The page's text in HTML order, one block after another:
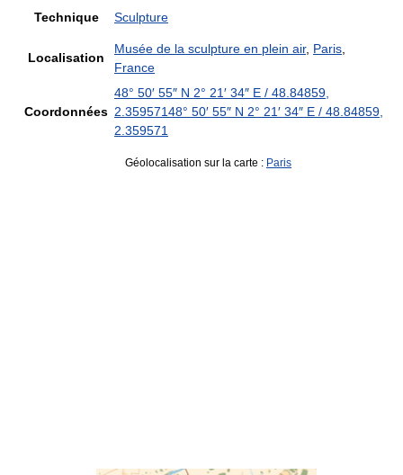
Technique
Sculpture
Localisation
Musée de la sculpture en plein air, Paris
France
Coordonnées
48° 50′ 55″ N 2° 21′ 34″ E / 48.84859
2.35957148° 50′ 55″ N 2° 21′ 34″ E / 48.84859
2.359571
Géolocalisation sur la carte : Paris